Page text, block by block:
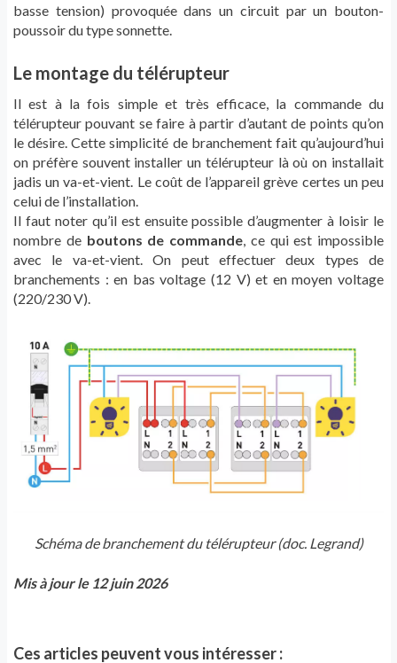
basse tension) provoquée dans un circuit par un bouton-
poussoir du type sonnette.
Le montage du télérupteur
Il est à la fois simple et très efficace, la commande du
télérupteur pouvant se faire à partir d’autant de points qu’on
le désire. Cette simplicité de branchement fait qu’aujourd’hui
on préfère souvent installer un télérupteur là où on installait
jadis un va-et-vient. Le coût de l’appareil grève certes un peu
celui de l’installation.
Il faut noter qu’il est ensuite possible d’augmenter à loisir le
nombre de boutons de commande , ce qui est impossible
avec le va-et-vient. On peut effectuer deux types de
branchements : en bas voltage (12 V) et en moyen voltage
(220/230 V).
Schéma de branchement du télérupteur (doc. Legrand)
Mis à jour le 12 juin 2026
Ces articles peuvent vous intéresser :